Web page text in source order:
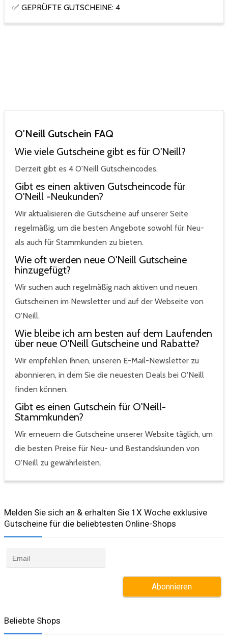
✅ GEPRÜFTE GUTSCHEINE: 4
O'Neill Gutschein FAQ
Wie viele Gutscheine gibt es für O'Neill?
Derzeit gibt es 4 O'Neill Gutscheincodes.
Gibt es einen aktiven Gutscheincode für
O'Neill -Neukunden?
Wir aktualisieren die Gutscheine auf unserer Seite
regelmäßig, um die besten Angebote sowohl für Neu-
als auch für Stammkunden zu bieten.
Wie oft werden neue O'Neill Gutscheine
hinzugefügt?
Wir suchen auch regelmäßig nach aktiven und neuen
Gutscheinen im Newsletter und auf der Webseite von
O'Neill.
Wie bleibe ich am besten auf dem Laufenden
über neue O'Neill Gutscheine und Rabatte?
Wir empfehlen Ihnen, unseren E-Mail-Newsletter zu
abonnieren, in dem Sie die neuesten Deals bei O'Neill
finden können.
Gibt es einen Gutschein für O'Neill-
Stammkunden?
Wir erneuern die Gutscheine unserer Website täglich, um
die besten Preise für Neu- und Bestandskunden von
O'Neill zu gewährleisten.
Melden Sie sich an & erhalten Sie 1X Woche exklusive
Gutscheine für die beliebtesten Online-Shops​
Beliebte Shops